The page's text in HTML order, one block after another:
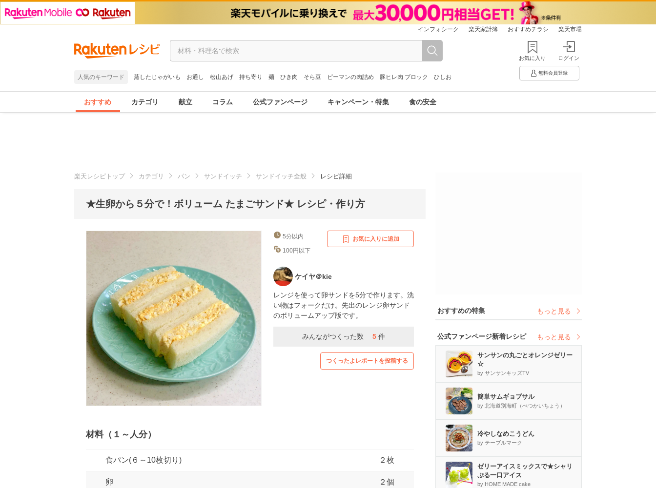
インフォシーク 楽天家計簿 おすすめチラシ 楽天市場
人気のキーワード 蒸したじゃがいも お通し 松山あげ 持ち寄り 麺 ひき肉 そら豆 ピーマンの肉詰め 豚ヒレ肉 ブロック ひしお
お気に入り ログイン
無料会員登録
おすすめ カテゴリ 献立 コラム 公式ファンページ キャンペーン・特集 食の安全
楽天レシピトップ カテゴリ パン サンドイッチ サンドイッチ全般 レシピ詳細
★生卵から５分で！ボリューム たまごサンド★ レシピ・作り方
5分以内
100円以下
お気に入りに追加
ケイヤ＠kie
レンジを使って卵サンドを5分で作ります。洗
い物はフォークだけ。先出のレンジ卵サンド
のボリュームアップ版です。
みんながつくった数 5 件
つくったよレポートを投稿する
材料（１～人分）
食パン(６～10枚切り) ２枚
卵 ２個
おすすめの特集 もっと見る
公式ファンページ新着レシピ もっと見る
サンサンの丸ごとオレンジゼリー
☆
by サンサンキッズTV
簡単サムギョプサル
by 北海道別海町（べつかいちょう）
冷やしなめこうどん
by テーブルマーク
ゼリーアイスミックスで★シャリ
ぷる一口アイス
by HOME MADE cake